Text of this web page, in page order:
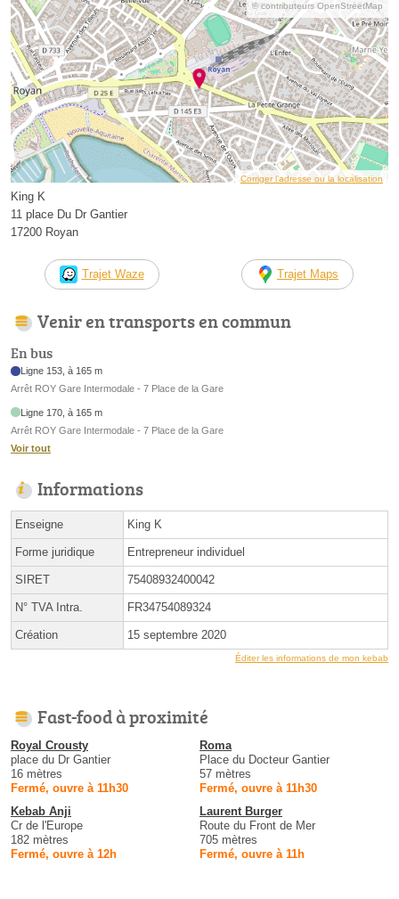
© contributeurs OpenStreetMap
Corriger l’adresse ou la localisation
King K
11 place Du Dr Gantier
17200 Royan
Trajet Waze Trajet Maps
Venir en transports en commun
En bus
Ligne 153, à 165 m
Arrêt ROY Gare Intermodale - 7 Place de la Gare
Ligne 170, à 165 m
Arrêt ROY Gare Intermodale - 7 Place de la Gare
Voir tout
Informations
Enseigne King K
Forme juridique Entrepreneur individuel
SIRET 75408932400042
N° TVA Intra. FR34754089324
Création 15 septembre 2020
Éditer les informations de mon kebab
Fast-food à proximité
Royal Crousty
place du Dr Gantier
16 mètres
Fermé, ouvre à 11h30
Roma
Place du Docteur Gantier
57 mètres
Fermé, ouvre à 11h30
Kebab Anji
Cr de l'Europe
182 mètres
Fermé, ouvre à 12h
Laurent Burger
Route du Front de Mer
705 mètres
Fermé, ouvre à 11h